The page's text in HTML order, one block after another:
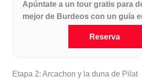
Apúntate a un tour gratis para
mejor de Burdeos con un guía
Reserva
Etapa 2: Arcachon y la duna de Pilat